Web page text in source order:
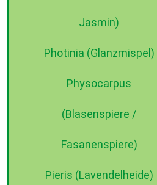
Jasmin)
Photinia (Glanzmispel)
Physocarpus
(Blasenspiere /
Fasanenspiere)
Pieris (Lavendelheide)